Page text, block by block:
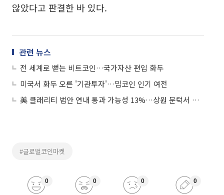
않았다고 판결한 바 있다.
관련 뉴스
전 세계로 뻗는 비트코인…국가자산 편입 화두
미국서 화두 오른 '기관투자'…밈코인 인기 여전
美 클래리티 법안 연내 통과 가능성 13%…상원 문턱서 제동
#글로벌코인마켓
0 0 0 0